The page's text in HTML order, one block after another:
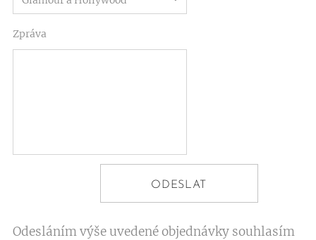
Zpráva
ODESLAT
Odesláním výše uvedené objednávky souhlasím